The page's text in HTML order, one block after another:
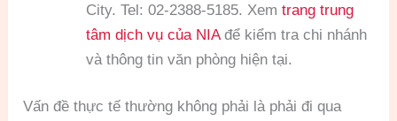
City. Tel: 02-2388-5185. Xemtrang trung
tâm dịch vụ của NIAđể kiểm tra chi nhánh
và thông tin văn phòng hiện tại.
Vấn đề thực tế thường không phải là phải đi qua